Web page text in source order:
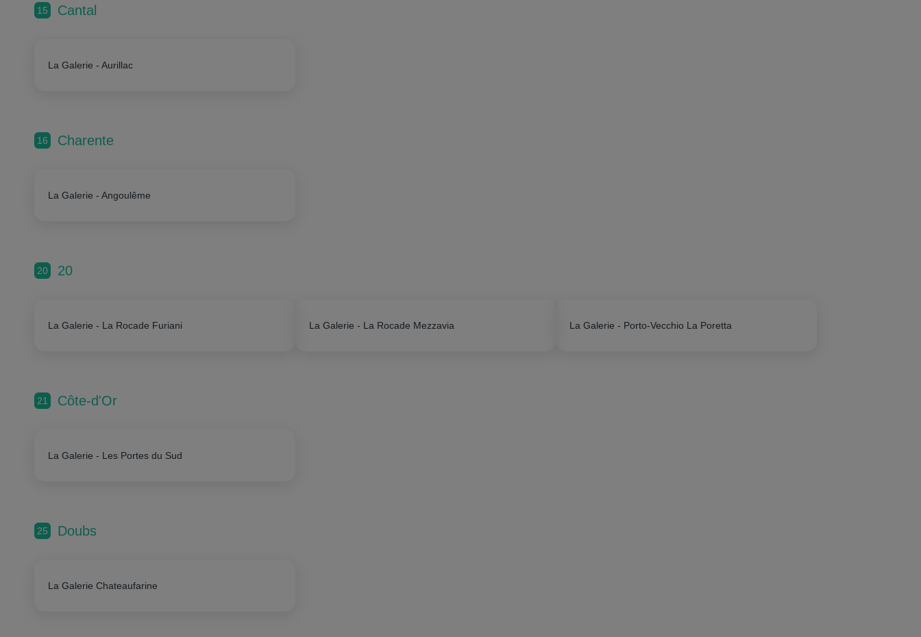
15 Cantal
La Galerie - Aurillac
16 Charente
La Galerie - Angoulême
20 20
La Galerie - La Rocade Furiani La Galerie - La Rocade Mezzavia La Galerie - Porto-Vecchio La Poretta
21 Côte-d'Or
La Galerie - Les Portes du Sud
25 Doubs
La Galerie Chateaufarine